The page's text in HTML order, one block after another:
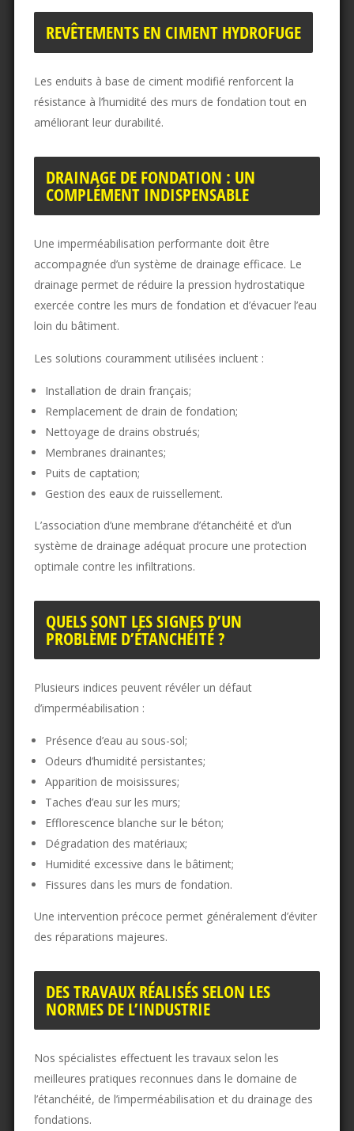
REVÊTEMENTS EN CIMENT HYDROFUGE
Les enduits à base de ciment modifié renforcent la
résistance à l’humidité des murs de fondation tout en
améliorant leur durabilité.
DRAINAGE DE FONDATION : UN
COMPLÉMENT INDISPENSABLE
Une imperméabilisation performante doit être
accompagnée d’un système de drainage efficace. Le
drainage permet de réduire la pression hydrostatique
exercée contre les murs de fondation et d’évacuer l’eau
loin du bâtiment.
Les solutions couramment utilisées incluent :
Installation de drain français;
Remplacement de drain de fondation;
Nettoyage de drains obstrués;
Membranes drainantes;
Puits de captation;
Gestion des eaux de ruissellement.
L’association d’une membrane d’étanchéité et d’un
système de drainage adéquat procure une protection
optimale contre les infiltrations.
QUELS SONT LES SIGNES D’UN
PROBLÈME D’ÉTANCHÉITÉ ?
Plusieurs indices peuvent révéler un défaut
d’imperméabilisation :
Présence d’eau au sous-sol;
Odeurs d’humidité persistantes;
Apparition de moisissures;
Taches d’eau sur les murs;
Efflorescence blanche sur le béton;
Dégradation des matériaux;
Humidité excessive dans le bâtiment;
Fissures dans les murs de fondation.
Une intervention précoce permet généralement d’éviter
des réparations majeures.
DES TRAVAUX RÉALISÉS SELON LES
NORMES DE L’INDUSTRIE
Nos spécialistes effectuent les travaux selon les
meilleures pratiques reconnues dans le domaine de
l’étanchéité, de l’imperméabilisation et du drainage des
fondations.